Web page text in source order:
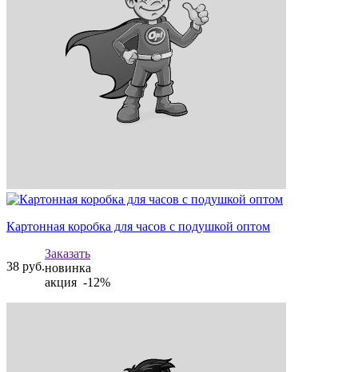
Картонная коробка для часов с подушкой оптом
38 руб.
Заказать
новинка
акция -12%